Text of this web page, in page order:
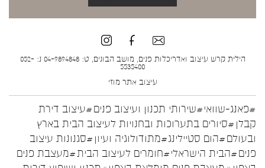
הילית קרש עיצוב ואדריכלות פנים, מושב הבונים, ט: 04-9894848 נ: 052-
5535400
עיצוב אתר מוזי
#פאנג-שוואי#שירותי תכנון ועיצוב פנים#עיצוב דירת
קבלן #סיורים בתערוכות ובחנויות לעיצוב הבית בארץ
ובעולם#הום סטיילינג#מתודולוגיה ועיון #סגנונות עיצוב
פנים#הבית הישראלי#חומרים לעיצוב הבית#מעצבת פנים